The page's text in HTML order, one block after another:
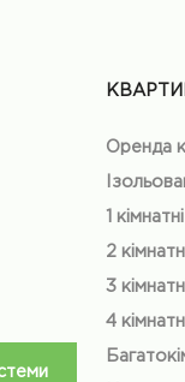
Оренда
1
2
3
4